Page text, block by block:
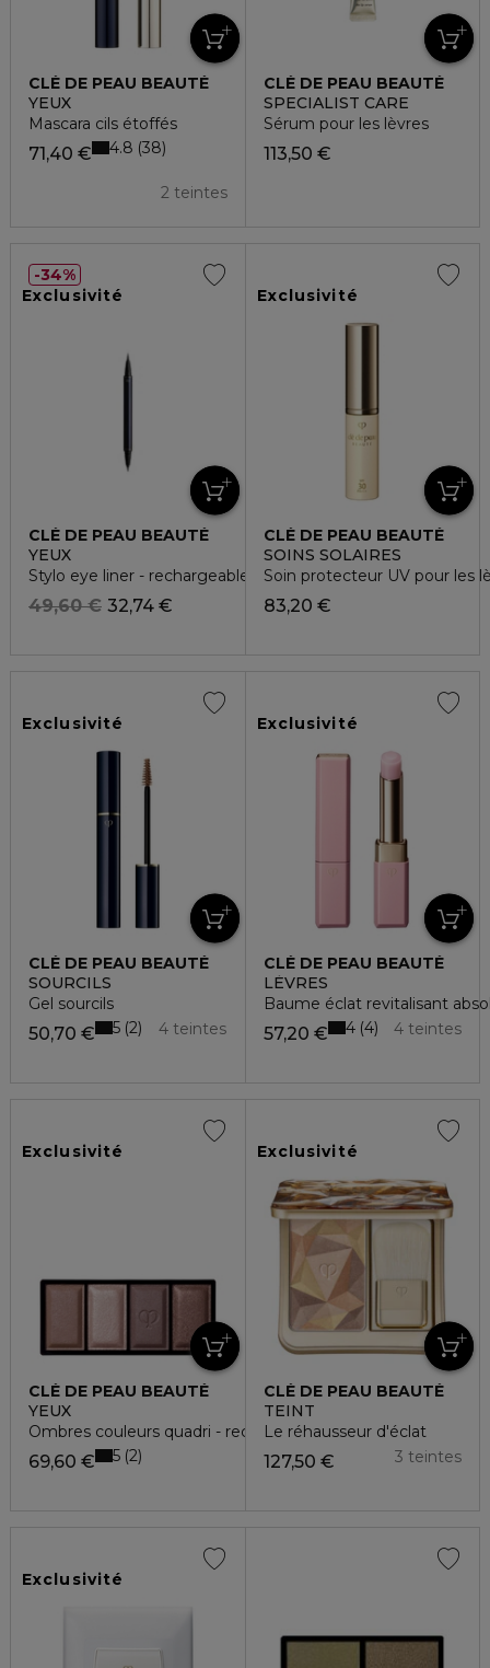
CLÉ DE PEAU BEAUTÉ
YEUX
Mascara cils étoffés
71,40 €
2 teintes
4.8 38
CLÉ DE PEAU BEAUTÉ
SPECIALIST CARE
Sérum pour les lèvres
113,50 €
Exclusivité
CLÉ DE PEAU BEAUTÉ
YEUX
Stylo eye liner - rechargeable
32,74 €
49,60 €
34%
Exclusivité
CLÉ DE PEAU BEAUTÉ
SOINS SOLAIRES
Soin protecteur UV pour les
83,20 €
Exclusivité
CLÉ DE PEAU BEAUTÉ
SOURCILS
Gel sourcils
50,70 € 4 teintes
5 2
Exclusivité
CLÉ DE PEAU BEAUTÉ
LÈVRES
Baume éclat revitalisant
57,20 € 4 teintes
4 4
Exclusivité
CLÉ DE PEAU BEAUTÉ
YEUX
Ombres couleurs quadri - recharge
69,60 € 5 2
Exclusivité
CLÉ DE PEAU BEAUTÉ
TEINT
Le réhausseur d'éclat
127,50 € 3 teintes
Exclusivité